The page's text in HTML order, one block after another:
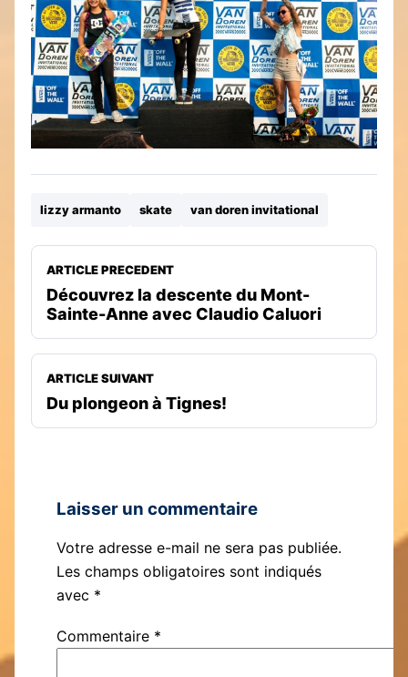
lizzy armanto skate van doren invitational
ARTICLE PRECEDENT
Découvrez la descente du Mont-
Sainte-Anne avec Claudio Caluori
ARTICLE SUIVANT
Du plongeon à Tignes!
Laisser un commentaire
Votre adresse e-mail ne sera pas publiée.
Les champs obligatoires sont indiqués
avec *
Commentaire *